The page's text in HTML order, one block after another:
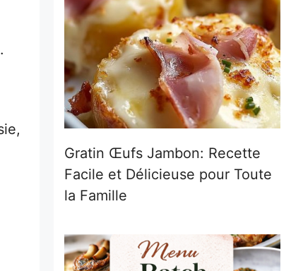
Gratin Œufs Jambon: Recette
Facile et Délicieuse pour Toute
la Famille